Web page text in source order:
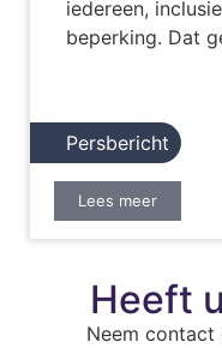
iedereen,
beperking. Dat
Persbericht
Lees meer
Heeft
Neem